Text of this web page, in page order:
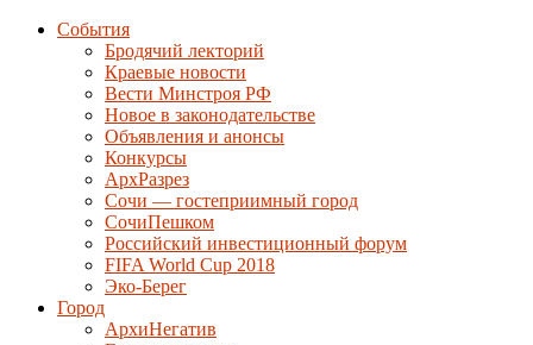
События
Бродячий лекторий
Краевые новости
Вести Минстроя РФ
Новое в законодательстве
Объявления и анонсы
Конкурсы
АрхРазрез
Сочи — гостеприимный город
СочиПешком
Российский инвестиционный форум
FIFA World Cup 2018
Эко-Берег
Город
АрхиНегатив